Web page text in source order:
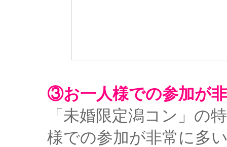
③お一人様での参加が
「未婚限定潟コン」の
様での参加が非常に多